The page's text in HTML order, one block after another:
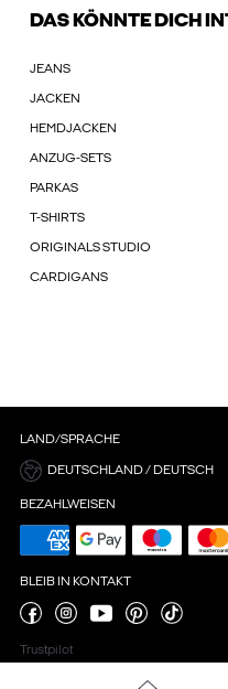
DAS KÖNNTE DICH
JEANS
JACKEN
HEMDJACKEN
ANZUG-SETS
PARKAS
T-SHIRTS
ORIGINALS STUDIO
CARDIGANS
LAND/SPRACHE
DEUTSCHLAND / DEUTSCH
BEZAHLWEISEN
BLEIB IN KONTAKT
Trustpilot